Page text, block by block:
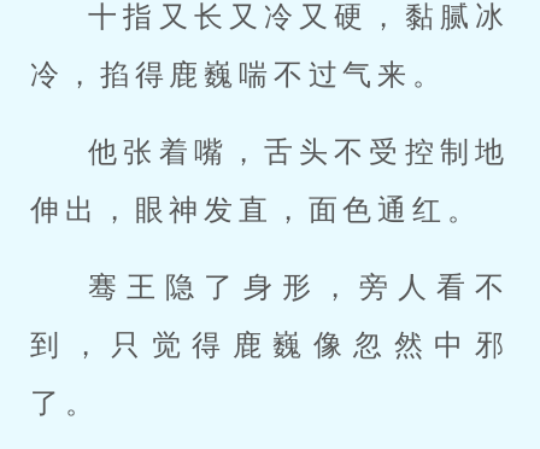
十指又长又冷又硬，黏腻冰
冷，掐得鹿巍喘不过气来。
他张着嘴，舌头不受控制地
伸出，眼神发直，面色通红。
骞王隐了身形，旁人看不
到，只觉得鹿巍像忽然中邪
了。